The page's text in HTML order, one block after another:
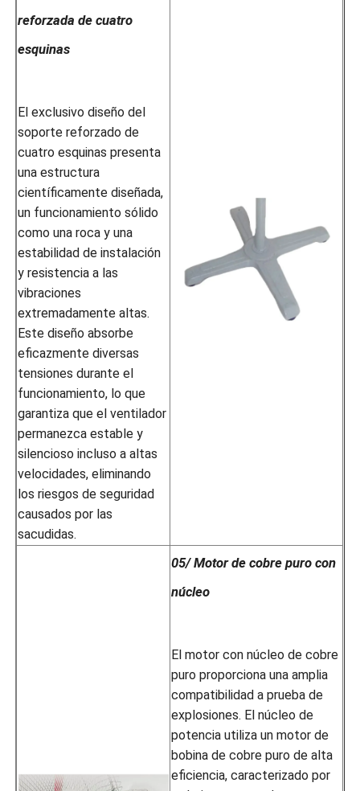
reforzada de cuatro
esquinas
El exclusivo diseño del
soporte reforzado de
cuatro esquinas presenta
una estructura
científicamente diseñada,
un funcionamiento sólido
como una roca y una
estabilidad de instalación
y resistencia a las
vibraciones
extremadamente altas.
Este diseño absorbe
eficazmente diversas
tensiones durante el
funcionamiento, lo que
garantiza que el ventilador
permanezca estable y
silencioso incluso a altas
velocidades, eliminando
los riesgos de seguridad
causados ​​por las
sacudidas.
05/ Motor de cobre puro con
núcleo
El motor con núcleo de cobre
puro proporciona una amplia
compatibilidad a prueba de
explosiones. El núcleo de
potencia utiliza un motor de
bobina de cobre puro de alta
eficiencia, caracterizado por